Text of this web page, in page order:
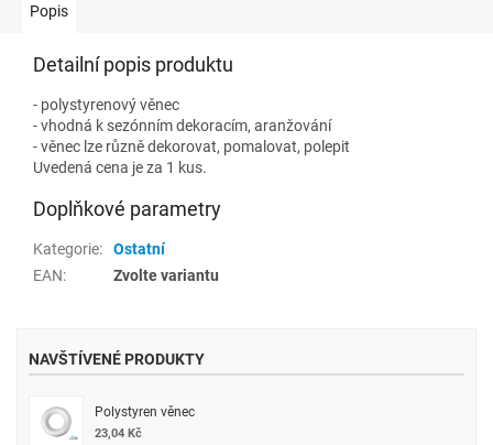
Popis
Detailní popis produktu
- polystyrenový věnec
- vhodná k sezónním dekoracím, aranžování
- věnec lze různě dekorovat, pomalovat, polepit
Uvedená cena je za 1 kus.
Doplňkové parametry
Kategorie:
Ostatní
EAN: Zvolte variantu
NAVŠTÍVENÉ PRODUKTY
Polystyren věnec
23,04 Kč